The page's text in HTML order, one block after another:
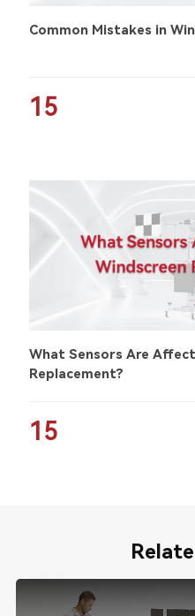
Common Mistakes in
15
What Sensors Are
Replacement?
15